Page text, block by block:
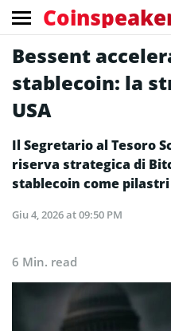
Bessent
stablecoin: la
USA
Il Segretario al Tesoro
riserva strategica di
stablecoin come
Giu 4, 2026 at 09:50 PM
6 Min. read